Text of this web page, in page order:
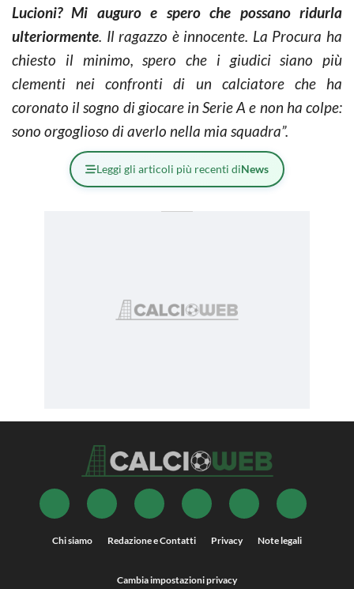
Lucioni? Mi auguro e spero che possano ridurla
ulteriormente. Il ragazzo è innocente. La Procura ha
chiesto il minimo, spero che i giudici siano più
clementi nei confronti di un calciatore che ha
coronato il sogno di giocare in Serie A e non ha colpe:
sono orgoglioso di averlo nella mia squadra”.
Leggi gli articoli più recenti diNews
Chi siamo Redazione e Contatti Privacy Note legali
Cambia impostazioni privacy